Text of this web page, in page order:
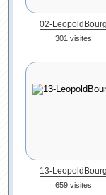
02-LeopoldBourg
301 visites
13-LeopoldBourg
659 visites